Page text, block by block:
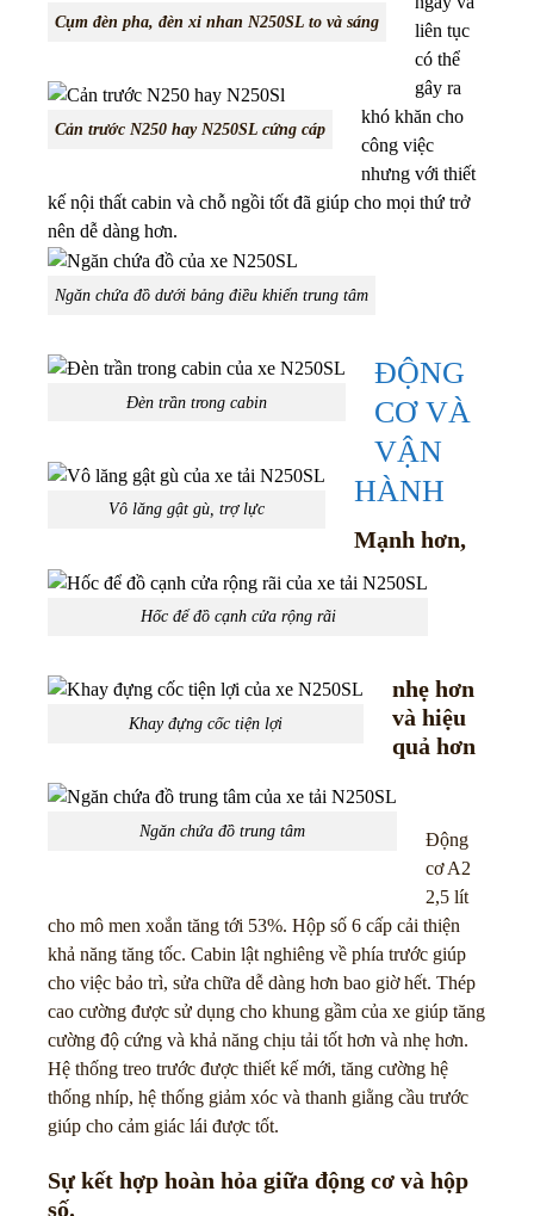
Cụm đèn pha, đèn xi nhan N250SL to và sáng
Cản trước N250 hay N250SL cứng cáp
liên tục
có thể
gây ra
khó khăn cho
công việc
nhưng với thiết
kế nội thất cabin và chỗ ngồi tốt đã giúp cho mọi thứ trở
nên dễ dàng hơn.
Ngăn chứa đồ dưới bảng điều khiển trung tâm
Đèn trần trong cabin
Vô lăng gật gù, trợ lực
Hốc để đồ cạnh cửa rộng rãi
Khay đựng cốc tiện lợi
Ngăn chứa đồ trung tâm
ĐỘNG
CƠ VÀ
VẬN
HÀNH
Mạnh hơn,
nhẹ hơn
và hiệu
quả hơn
Động
cơ A2
2,5 lít
cho mô men xoắn tăng tới 53%. Hộp số 6 cấp cải thiện
khả năng tăng tốc. Cabin lật nghiêng về phía trước giúp
cho việc bảo trì, sửa chữa dễ dàng hơn bao giờ hết. Thép
cao cường được sử dụng cho khung gầm của xe giúp tăng
cường độ cứng và khả năng chịu tải tốt hơn và nhẹ hơn.
Hệ thống treo trước được thiết kế mới, tăng cường hệ
thống nhíp, hệ thống giảm xóc và thanh giằng cầu trước
giúp cho cảm giác lái được tốt.
Sự kết hợp hoàn hỏa giữa động cơ và hộp
số.